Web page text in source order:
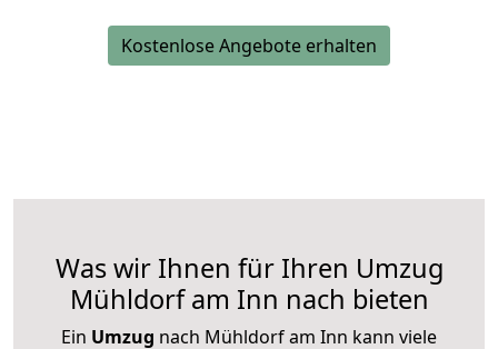
Kostenlose Angebote erhalten
Was wir Ihnen für Ihren Umzug
Mühldorf am Inn nach bieten
Ein Umzug nach Mühldorf am Inn kann viele